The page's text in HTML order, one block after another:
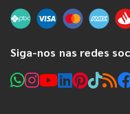
Siga-nos nas redes